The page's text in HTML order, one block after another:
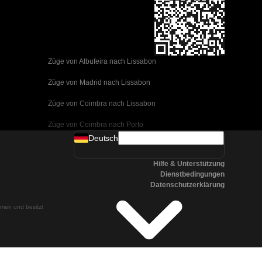
Züge von Albufeira nach Lissabon
Züge von Madrid nach Lissabon
Züge von Coimbra nach Lissabon
Züge von Coimbra nach Porto
Züge von Valencia nach Barcelona
Züge von Malaga nach Barcelona
Züge von Malaga nach Madrid
Züge von Cordoba nach Madrid
und besitzt
Deutsch
Hilfe & Unterstützung
Dienstbedingungen
Datenschutzerklärung